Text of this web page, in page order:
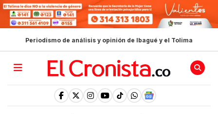
Periodismo de análisis y opinión de Ibagué y el Tolima